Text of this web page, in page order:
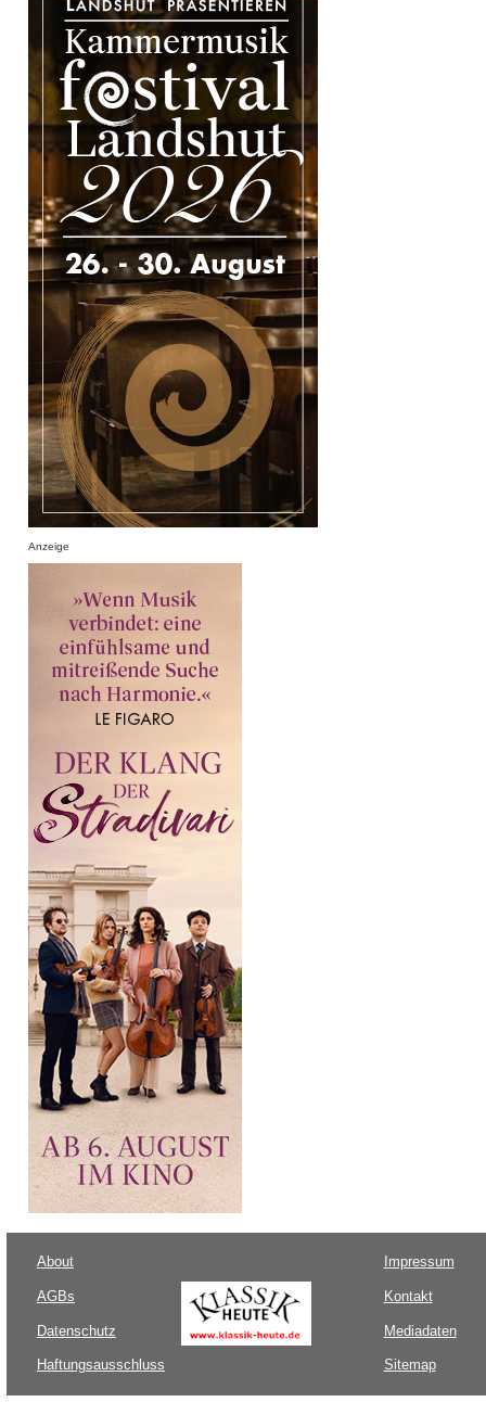
Anzeige
About
AGBs
Datenschutz
Haftungsausschluss
Impressum
Kontakt
Mediadaten
Sitemap